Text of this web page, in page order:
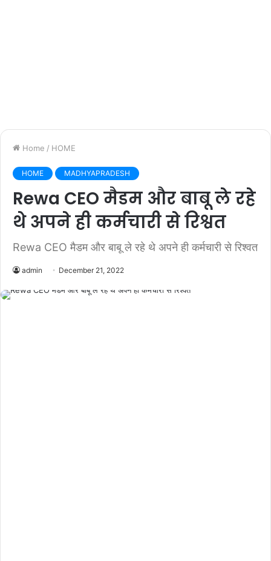
Home / HOME
HOME MADHYAPRADESH
Rewa CEO मैडम और बाबू ले रहे
थे अपने ही कर्मचारी से रिश्वत
Rewa CEO मैडम और बाबू ले रहे थे अपने ही कर्मचारी से रिश्वत
admin December 21, 2022